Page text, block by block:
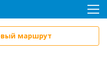
маршрут